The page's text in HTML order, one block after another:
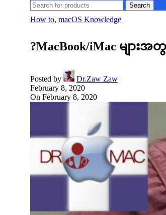
Search
How to, macOS Knowledge
?MacBook/iMac များအ
Posted by
Dr.Zaw Zaw
February 8, 2020
On February 8, 2020